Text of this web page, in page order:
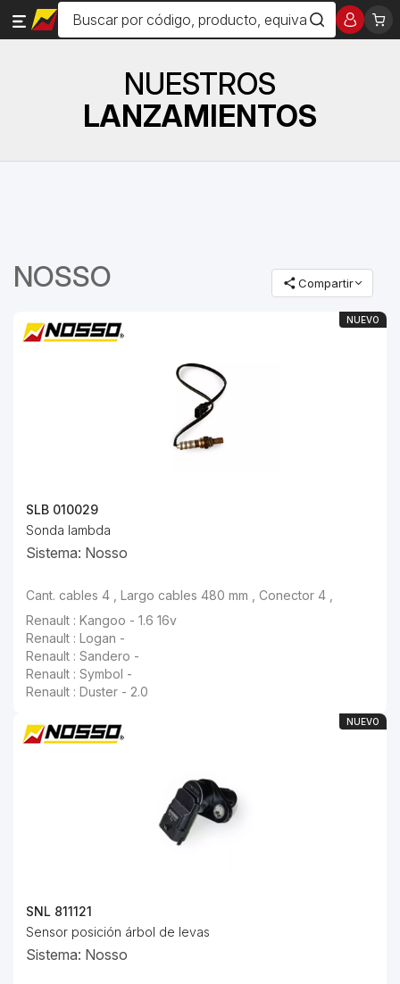
NUESTROS
LANZAMIENTOS
NOSSO Compartir
SLB 010029
Sonda lambda
Sistema: Nosso
Cant. cables 4 , Largo cables 480 mm , Conector 4 ,
Renault : Kangoo - 1.6 16v
Renault : Logan -
Renault : Sandero -
Renault : Symbol -
Renault : Duster - 2.0
NUEVO
SNL 811121
Sensor posición árbol de levas
Sistema: Nosso
NUEVO